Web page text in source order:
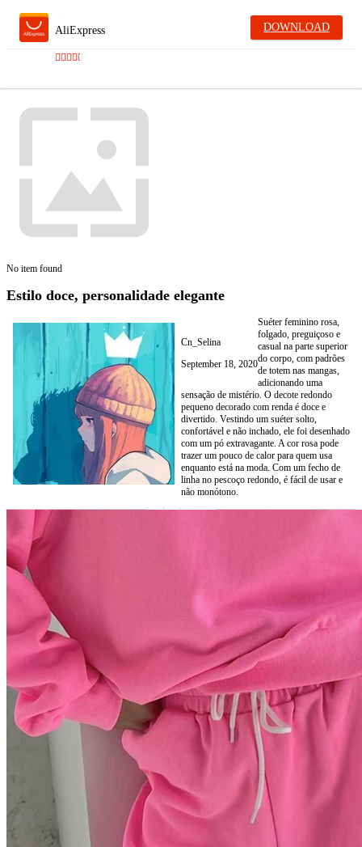
AliExpress DOWNLOAD
No item found
Estilo doce, personalidade elegante
Cn_Selina
September 18, 2020
Suéter feminino rosa,
folgado, preguiçoso e
casual na parte superior
do corpo, com padrões
de totem nas mangas,
adicionando uma
sensação de mistério. O decote redondo
pequeno decorado com renda é doce e
divertido. Vestindo um suéter solto,
confortável e não inchado, ele foi desenhado
com um pó extravagante. A cor rosa pode
trazer um pouco de calor para quem usa
enquanto está na moda. Com um fecho de
linha no pescoço redondo, é fácil de usar e
não monótono.